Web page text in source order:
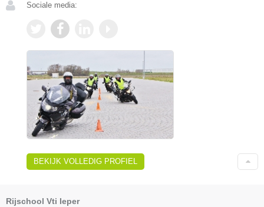
Sociale media:
BEKIJK VOLLEDIG PROFIEL
Rijschool Vti Ieper